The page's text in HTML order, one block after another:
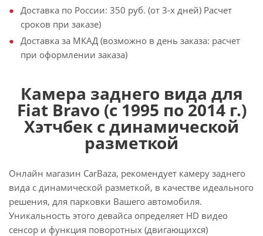
Доставка по России: 350 руб. (от 3-х дней) Расчет
сроков при заказе)
Доставка за МКАД (возможно в день заказа: расчет
при оформлении заказа)
Камера заднего вида для
Fiat Bravo (с 1995 по 2014 г.)
Хэтчбек с динамической
разметкой
Онлайн магазин CarBaza, рекомендует камеру заднего
вида с динамической разметкой, в качестве идеального
решения, для парковки Вашего автомобиля.
Уникальность этого девайса определяет HD видео
сенсор и функция поворотных (двигающихся)